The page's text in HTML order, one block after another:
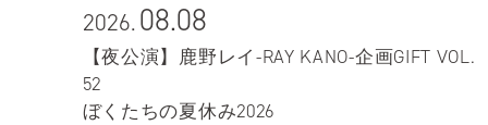
2026.08.08
【夜公演】鹿野レイ-RAY KANO-企画GIFT VOL.
52
ぼくたちの夏休み2026